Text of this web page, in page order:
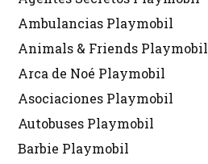
Ambulancias Playmobil
Animals & Friends Playmobil
Arca de Noé Playmobil
Asociaciones Playmobil
Autobuses Playmobil
Barbie Playmobil